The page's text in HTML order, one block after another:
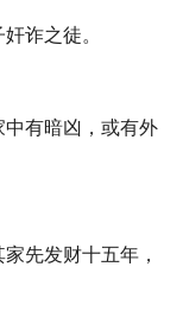
诈之徒。
有暗凶，或有外
先发财十五年，